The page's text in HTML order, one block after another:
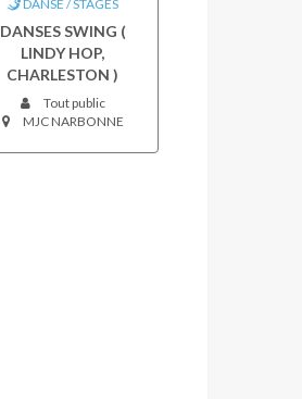
DANSE / STAGES
DANSES SWING (
LINDY HOP,
CHARLESTON )
Tout public
MJC NARBONNE